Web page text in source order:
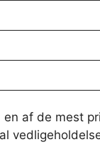
af de mest